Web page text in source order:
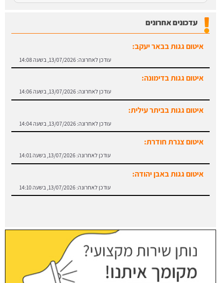
עדכונים אחרונים
איטום גגות בדימונה:
עודכן לאחרונה: 13/07/2026, בשעה 14:06
איטום גגות בביתר עילית:
עודכן לאחרונה: 13/07/2026, בשעה 14:04
איטום צנרת חודרת:
עודכן לאחרונה:13/07/2026, בשעה 14:01
איטום גגות באבן יהודה:
עודכן לאחרונה: 13/07/2026, בשעה 14:10
איטום גגות בבאר יעקב:
עודכן לאחרונה: 13/07/2026, בשעה 14:08